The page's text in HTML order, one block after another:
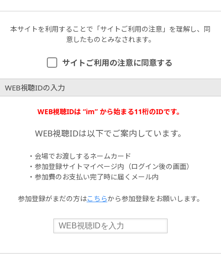
本サイトを利用することで「サイトご利用の注意」を理解し、同
意したものとみなされます。
サイトご利用の注意に同意する
WEB視聴IDの入力
WEB視聴IDは “im” から始まる11桁のIDです。
WEB視聴IDは以下でご案内しています。
・会場でお渡しするネームカード
・参加登録サイトマイページ内（ログイン後の画面）
・参加費のお支払い完了時に届くメール内
参加登録がまだの方はこちらから参加登録をお願いします。